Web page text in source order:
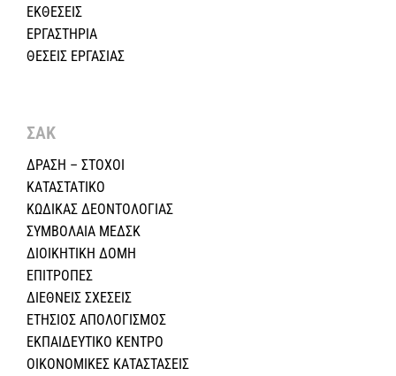
ΕΚΘΕΣΕΙΣ
ΕΡΓΑΣΤΗΡΙΑ
ΘΕΣΕΙΣ ΕΡΓΑΣΙΑΣ
ΣΑΚ
ΔΡΑΣΗ – ΣΤΟΧΟΙ
ΚΑΤΑΣΤΑΤΙΚΟ
ΚΩΔΙΚΑΣ ΔΕΟΝΤΟΛΟΓΙΑΣ
ΣΥΜΒΟΛΑΙΑ ΜΕΔΣΚ
ΔΙΟΙΚΗΤΙΚΗ ΔΟΜΗ
ΕΠΙΤΡΟΠΕΣ
ΔΙΕΘΝΕΙΣ ΣΧΕΣEIΣ
ΕΤΗΣΙΟΣ ΑΠΟΛΟΓΙΣΜΟΣ
ΕΚΠΑΙΔΕΥΤΙΚΟ ΚΕΝΤΡΟ
ΟΙΚΟΝΟΜΙΚΕΣ ΚΑΤΑΣΤΑΣΕΙΣ